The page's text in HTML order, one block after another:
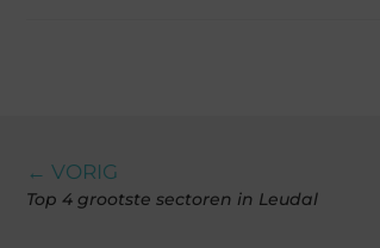
← VORIG
Top 4 grootste sectoren in Leudal